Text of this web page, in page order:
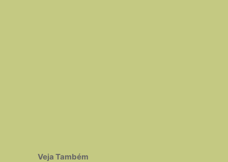
Veja Também